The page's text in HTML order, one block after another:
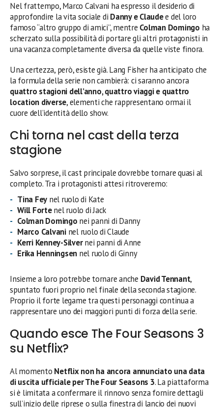
Nel frattempo, Marco Calvani ha espresso il desiderio di
approfondire la vita sociale di Danny e Claudee del loro
famoso “altro gruppo di amici”, mentre Colman Domingo ha
scherzato sulla possibilità di portare gli altri protagonisti in
una vacanza completamente diversa da quelle viste finora.
Una certezza, però, esiste già. Lang Fisher ha anticipato che
la formula della serie non cambierà: ci saranno ancora
quattro stagioni dell’anno, quattro viaggi e quattro
location diverse, elementi che rappresentano ormai il
cuore dell’identità dello show.
Chi torna nel cast della terza
stagione
Salvo sorprese, il cast principale dovrebbe tornare quasi al
completo. Tra i protagonisti attesi ritroveremo:
Tina Fey nel ruolo di Kate
Will Fortenel ruolo di Jack
Colman Domingo nei panni di Danny
Marco Calvaninel ruolo di Claude
Kerri Kenney-Silvernei panni di Anne
Erika Henningsen nel ruolo di Ginny
Insieme a loro potrebbe tornare anche David Tennant,
spuntato fuori proprio nel finale della seconda stagione.
Proprio il forte legame tra questi personaggi continua a
rappresentare uno dei maggiori punti di forza della serie.
Quando esce The Four Seasons 3
su Netflix?
Al momento Netflix non ha ancora annunciato una data
di uscita ufficiale per The Four Seasons 3. La piattaforma
si è limitata a confermare il rinnovo senza fornire dettagli
sull’inizio delle riprese o sulla finestra di lancio dei nuovi